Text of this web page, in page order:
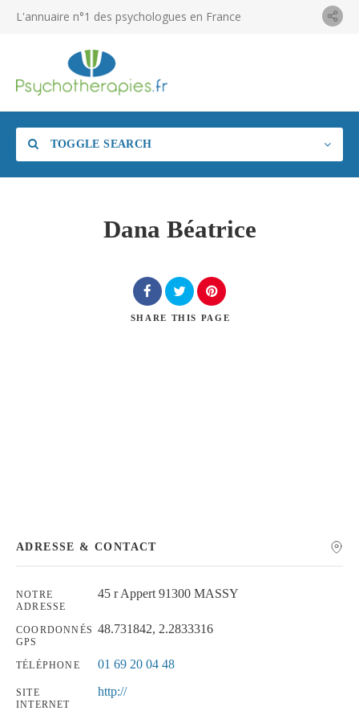
L'annuaire n°1 des psychologues en France
TOGGLE SEARCH
Dana Béatrice
SHARE THIS PAGE
ADRESSE & CONTACT
NOTRE
ADRESSE
45 r Appert 91300 MASSY
COORDONNÉS
GPS
48.731842, 2.2833316
TÉLÉPHONE 01 69 20 04 48
SITE
INTERNET
http://